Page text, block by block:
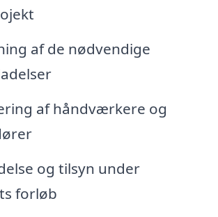
af de nødvendige
af håndværkere og
og tilsyn under
forløb